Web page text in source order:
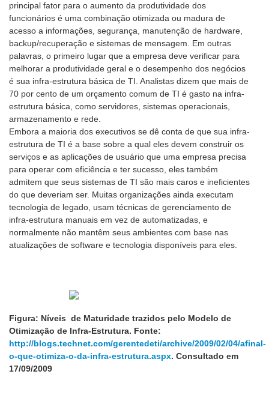
principal fator para o aumento da produtividade dos
funcionários é uma combinação otimizada ou madura de
acesso a informações, segurança, manutenção de hardware,
backup/recuperação e sistemas de mensagem. Em outras
palavras, o primeiro lugar que a empresa deve verificar para
melhorar a produtividade geral e o desempenho dos negócios
é sua infra-estrutura básica de TI. Analistas dizem que mais de
70 por cento de um orçamento comum de TI é gasto na infra-
estrutura básica, como servidores, sistemas operacionais,
armazenamento e rede.
Embora a maioria dos executivos se dê conta de que sua infra-
estrutura de TI é a base sobre a qual eles devem construir os
serviços e as aplicações de usuário que uma empresa precisa
para operar com eficiência e ter sucesso, eles também
admitem que seus sistemas de TI são mais caros e ineficientes
do que deveriam ser. Muitas organizações ainda executam
tecnologia de legado, usam técnicas de gerenciamento de
infra-estrutura manuais em vez de automatizadas, e
normalmente não mantêm seus ambientes com base nas
atualizações de software e tecnologia disponíveis para eles.
Figura: Níveis de Maturidade trazidos pelo Modelo de
Otimização de Infra-Estrutura. Fonte:
http://blogs.technet.com/gerentedeti/archive/2009/02/04/afinal-
o-que-otimiza-o-da-infra-estrutura.aspx. Consultado em
17/09/2009